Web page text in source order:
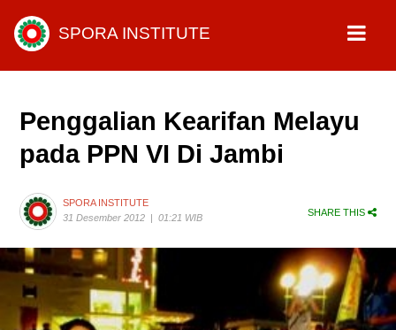
SPORA INSTITUTE
Penggalian Kearifan Melayu
pada PPN VI Di Jambi
SPORA INSTITUTE
31 Desember 2012 | 01:21 WIB SHARE THIS